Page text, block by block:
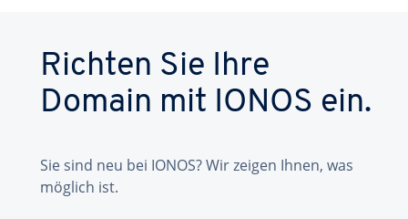
Richten Sie Ihre
Domain mit IONOS ein.
Sie sind neu bei IONOS? Wir zeigen Ihnen, was
möglich ist.